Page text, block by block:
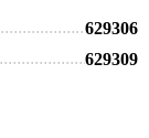
629306
629309